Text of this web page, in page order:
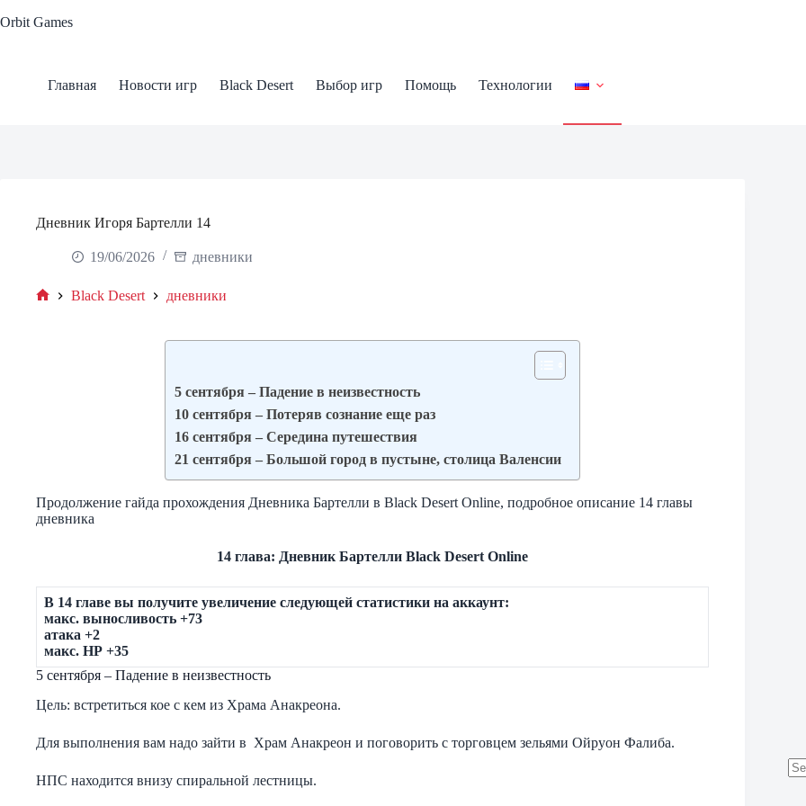
to
Orbit Games
Главная Новости игр Black Desert Выбор игр Помощь Технологии
Дневник Игоря Бартелли 14
19/06/2026 дневники
Black Desert дневники
5 сентября – Падение в неизвестность
10 сентября – Потеряв сознание еще раз
16 сентября – Середина путешествия
21 сентября – Большой город в пустыне, столица Валенсии
Продолжение гайда прохождения Дневника Бартелли в Black Desert Online, подробное описание 14 главы
дневника
14 глава: Дневник Бартелли Black Desert Online
В 14 главе вы получите увеличение следующей статистики на аккаунт:
макс. выносливость +73
атака +2
макс. НР +35
5 сентября – Падение в неизвестность
Цель: встретиться кое с кем из Храма Анакреона.
Для выполнения вам надо зайти в Храм Анакреон и поговорить с торговцем зельями Ойруон Фалиба.
НПС находится внизу спиральной лестницы.